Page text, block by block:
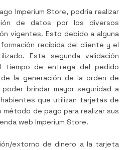
Imperium Store, podría realizar
de datos por los diversos
vigentes. Esto debido a alguna
recibida del cliente y el
Esta segunda validación
tiempo de entrega del pedido
la generación de la orden de
brindar mayor seguridad a
que utilizan tarjetas de
de pago para realizar sus
web Imperium Store.
extorno de dinero a la tarjeta